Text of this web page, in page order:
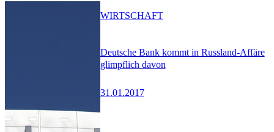
Deutsche Bank kommt in Russland-Affäre
glimpflich davon
31.01.2017
WIRTSCHAFT